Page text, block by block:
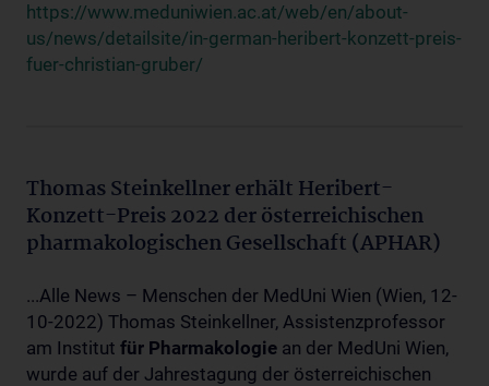
https://www.meduniwien.ac.at/web/en/about-
us/news/detailsite/in-german-heribert-konzett-preis-
fuer-christian-gruber/
Thomas Steinkellner erhält Heribert-
Konzett-Preis 2022 der österreichischen
pharmakologischen Gesellschaft (APHAR)
...Alle News – Menschen der MedUni Wien (Wien, 12-
10-2022) Thomas Steinkellner, Assistenzprofessor
am Institut für Pharmakologie an der MedUni Wien,
wurde auf der Jahrestagung der österreichischen